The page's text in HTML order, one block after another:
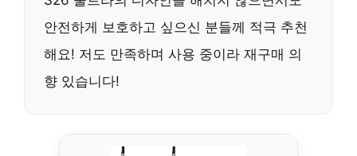
안전하게 보호하고 싶으신 분들께 적극 추천
해요! 저도 만족하며 사용 중이라 재구매 의
향 있습니다!